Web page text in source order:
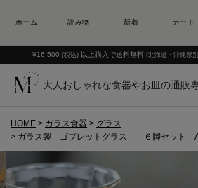
¥16,500 (税込) 以上購入で送料無料 (北海道・沖縄県
大人おしゃれな食器やお皿の通販
HOME ガラス食器
グラス
ガラス製 ゴブレットグラス ６脚セット